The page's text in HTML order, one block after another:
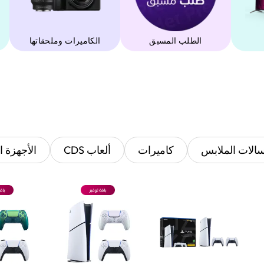
الطلب المسبق ‫الكاميرات وملحقاتها‬
الملابس كاميرات ألعاب CDS الأجهزة